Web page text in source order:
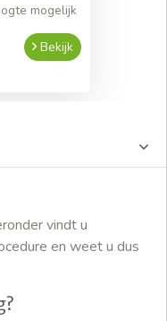
mogelijk
Bekijk
vindt u
en weet u dus